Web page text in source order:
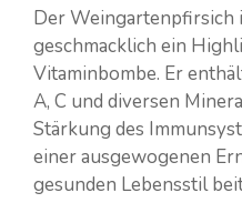
Der Weingartenpfirsich
geschmacklich ein
Vitaminbombe. Er
A, C und diversen
Stärkung des
einer ausgewogenen
gesunden Lebensstil